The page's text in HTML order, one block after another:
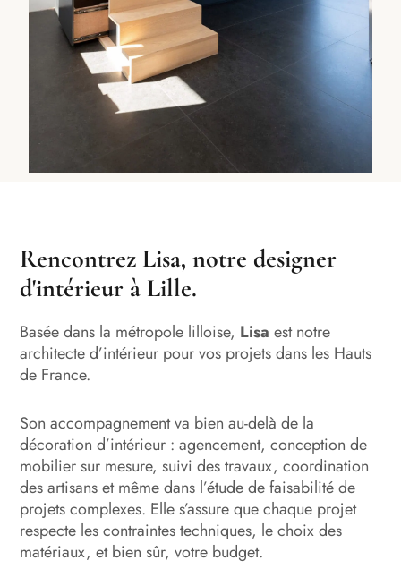
Rencontrez Lisa, notre designer
d'intérieur à Lille.
Basée dans la métropole lilloise, Lisa est notre
architecte d’intérieur pour vos projets dans les Hauts
de France.
Son accompagnement va bien au-delà de la
décoration d’intérieur :agencement, conception de
mobilier sur mesure, suivi des travaux, coordination
des artisans et même dans l’étude de faisabilité de
projets complexes. Elle s’assure que chaque projet
respecte les contraintes techniques, le choix des
matériaux, et bien sûr, votre budget.